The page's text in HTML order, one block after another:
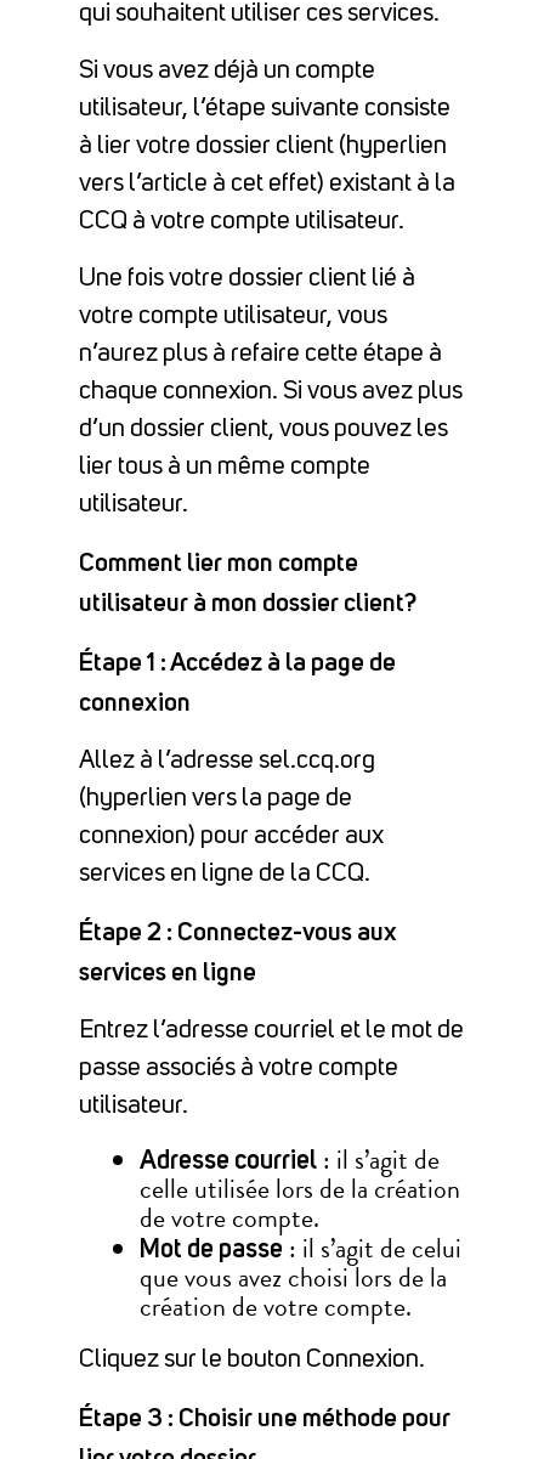
qui souhaitent utiliser ces services.
Si vous avez déjà un compte
utilisateur, l’étape suivante consiste
à lier votre dossier client (hyperlien
vers l’article à cet effet) existant à la
CCQ à votre compte utilisateur.
Une fois votre dossier client lié à
votre compte utilisateur, vous
n’aurez plus à refaire cette étape à
chaque connexion. Si vous avez plus
d’un dossier client, vous pouvez les
lier tous à un même compte
utilisateur.
Comment lier mon compte
utilisateur à mon dossier client?
Étape 1 : Accédez à la page de
connexion
Allez à l’adresse sel.ccq.org
(hyperlien vers la page de
connexion) pour accéder aux
services en ligne de la CCQ.
Étape 2 : Connectez-vous aux
services en ligne
Entrez l’adresse courriel et le mot de
passe associés à votre compte
utilisateur.
Adresse courriel : il s’agit de
celle utilisée lors de la création
de votre compte.
Mot de passe : il s’agit de celui
que vous avez choisi lors de la
création de votre compte.
Cliquez sur le bouton Connexion.
Étape 3 : Choisir une méthode pour